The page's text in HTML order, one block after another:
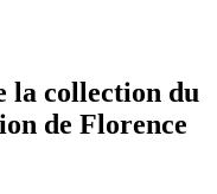
la collection du
de Florence